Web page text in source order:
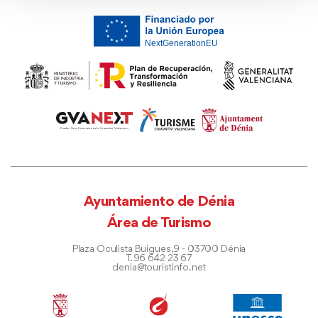
Ayuntamiento de Dénia
Área de Turismo
Plaza Oculista Buigues, 9 - 03700 Dénia
T. 96 642 23 67
denia@touristinfo.net